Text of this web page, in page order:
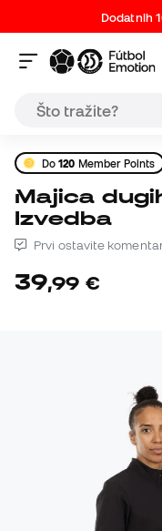
Dodatnih
Do120 Member Points
Majica dugih rukava Soka
Izvedba
Prvi ostavite
39,99 €